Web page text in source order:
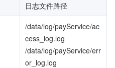
日志文件路径
/data/log/payService/ac
cess_log.log
/data/log/payService/err
or_log.log